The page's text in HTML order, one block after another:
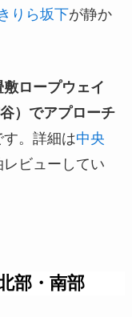
りら坂下が静か
敷ロープウェイ
）でアプローチ
。詳細は中央
ビューしてい
部・南部